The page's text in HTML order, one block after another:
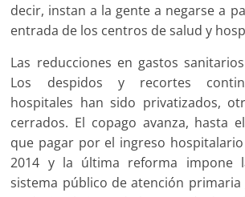
decir, instan a la gente a negarse a
entrada de los centros de salud y
Las reducciones en gastos
Los despidos y recortes
hospitales han sido privatizados,
cerrados. El copago avanza, hasta
que pagar por el ingreso hospitalario
2014 y la última reforma impone
sistema público de atención primaria